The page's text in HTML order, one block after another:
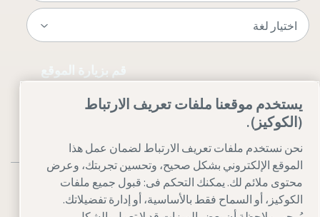
قم بزيارة الموقع
يستخدم موقعنا ملفات تعريف الارتباط
(الكوكيز).
نحن نستخدم ملفات تعريف الارتباط لضمان عمل هذا
الموقع الإلكتروني بشكل صحيح، وتحسين تجربتك، وعرض
محتوى ملائم لك. يمكنك التحكم فى: قبول جميع ملفات
الكوكيز، أو السماح فقط بالأساسية، أو إدارة تفضيلاتك.